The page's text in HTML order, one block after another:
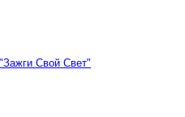
Свой Свет"